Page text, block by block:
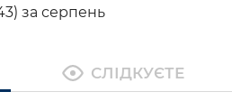
за серпень
СЛІДКУЄТЕ